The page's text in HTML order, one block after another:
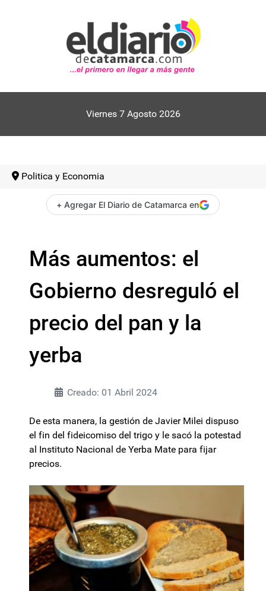
Viernes 7 Agosto 2026
Politica y Economia
+ Agregar El Diario de Catamarca en
Más aumentos: el
Gobierno desreguló el
precio del pan y la
yerba
Creado: 01 Abril 2024
De esta manera, la gestión de Javier Milei dispuso
el fin del fideicomiso del trigo y le sacó la potestad
al Instituto Nacional de Yerba Mate para fijar
precios.